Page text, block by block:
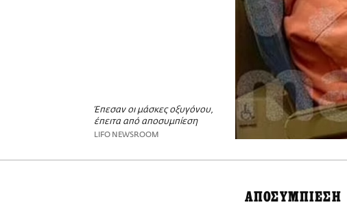
Έπεσαν οι μάσκες οξυγόνου,
έπειτα από αποσυμπίεση
LIFO NEWSROOM
ΑΠΟΣΥΜΠΙΕΣΗ